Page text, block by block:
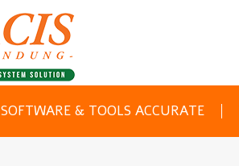
SOFTWARE & TOOLS ACCURATE